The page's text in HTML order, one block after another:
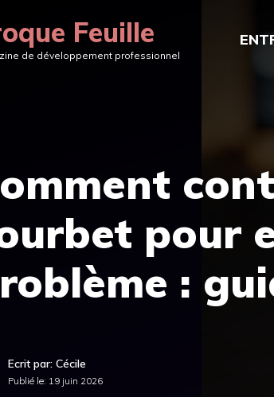
Feuille
de développement professionnel
pour
:
Ecrit par: Cécile
Publié le: 19 juin 2026